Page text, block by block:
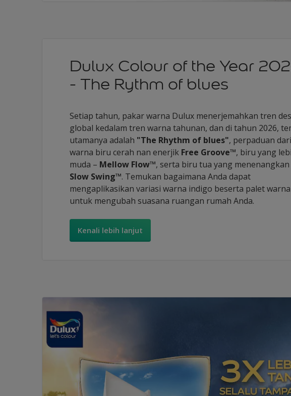
Dulux Colour of the Year
- The Rythm of blues
Setiap tahun, pakar warna Dulux menerjemahkan tren
global kedalam tren warna tahunan, dan di tahun 2026,
utamanya adalah "The Rhythm of blues", perpaduan dari
warna biru cerah nan enerjik Free Groove™, biru yang
muda – Mellow Flow™, serta biru tua yang menenangkan
Slow Swing™. Temukan bagaimana Anda dapat
mengaplikasikan variasi warna indigo beserta palet
untuk mengubah suasana ruangan rumah Anda.
Kenali lebih lanjut